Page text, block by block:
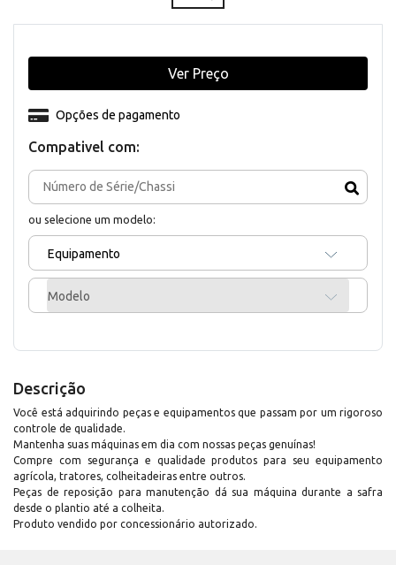
Compativel com:
ou selecione um modelo:
Equipamento
Modelo
Opções de pagamento
Ver Preço
Descrição
Você está adquirindo peças e equipamentos que passam por um rigoroso
controle de qualidade.
Mantenha suas máquinas em dia com nossas peças genuínas!
Compre com segurança e qualidade produtos para seu equipamento
agrícola, tratores, colheitadeiras entre outros.
Peças de reposição para manutenção dá sua máquina durante a safra
desde o plantio até a colheita.
Produto vendido por concessionário autorizado.